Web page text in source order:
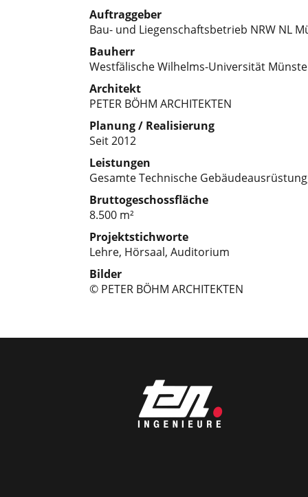
Auftraggeber
Bau- und Liegenschaftsbetrieb NRW NL
Bauherr
Westfälische Wilhelms-Universität
Architekt
PETER BÖHM ARCHITEKTEN
Planung / Realisierung
Seit 2012
Leistungen
Gesamte Technische
Bruttogeschossfläche
8.500 m²
Projektstichworte
Lehre, Hörsaal, Auditorium
Bilder
© PETER BÖHM ARCHITEKTEN